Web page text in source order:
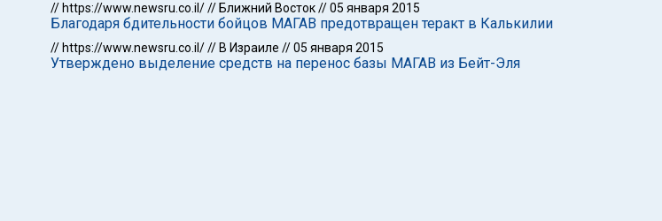
// https://www.newsru.co.il/// Ближний Восток//05 января 2015
Благодаря бдительности бойцов МАГАВ предотвращен теракт в Калькилии
// https://www.newsru.co.il/// В Израиле //05 января 2015
Утверждено выделение средств на перенос базы МАГАВ из Бейт-Эля